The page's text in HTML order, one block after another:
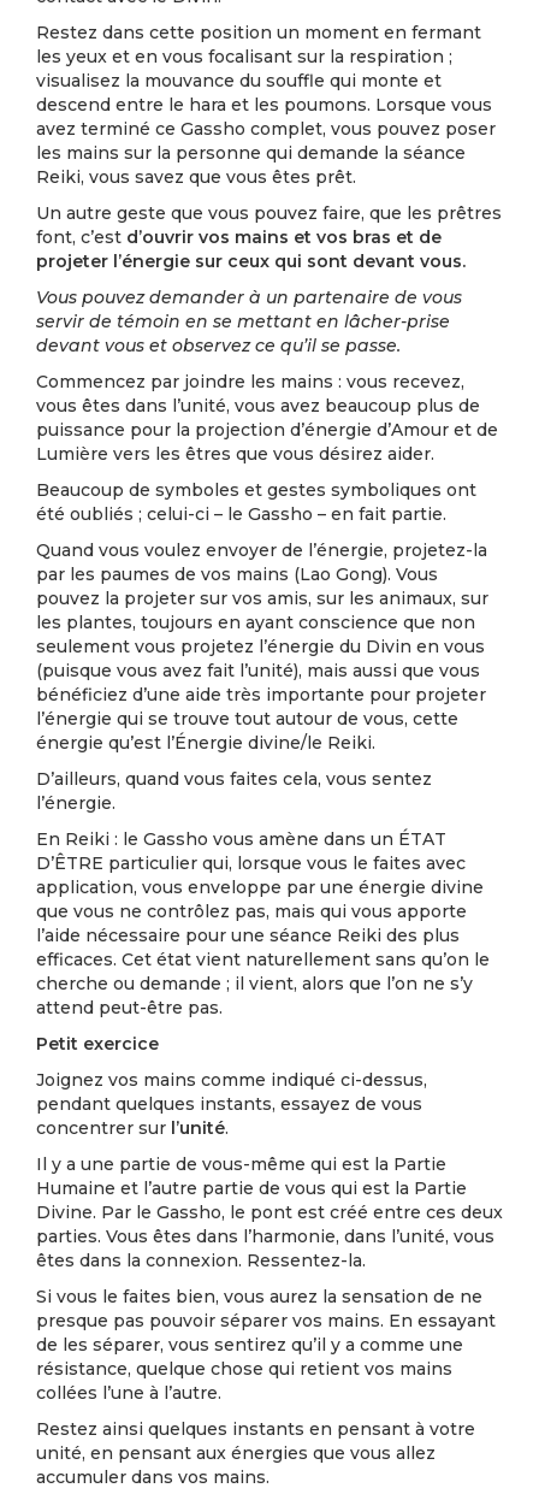
Restez dans cette position un moment en fermant
les yeux et en vous focalisant sur la respiration ;
visualisez la mouvance du souffle qui monte et
descend entre le hara et les poumons. Lorsque vous
avez terminé ce Gassho complet, vous pouvez poser
les mains sur la personne qui demande la séance
Reiki, vous savez que vous êtes prêt.
Un autre geste que vous pouvez faire, que les prêtres
font, c’est d’ouvrir vos mains et vos bras et de
projeter l’énergie sur ceux qui sont devant vous.
Vous pouvez demander à un partenaire de vous
servir de témoin en se mettant en lâcher-prise
devant vous et observez ce qu’il se passe.
Commencez par joindre les mains : vous recevez,
vous êtes dans l’unité, vous avez beaucoup plus de
puissance pour la projection d’énergie d’Amour et de
Lumière vers les êtres que vous désirez aider.
Beaucoup de symboles et gestes symboliques ont
été oubliés ; celui-ci – le Gassho – en fait partie.
Quand vous voulez envoyer de l’énergie, projetez-la
par les paumes de vos mains (Lao Gong). Vous
pouvez la projeter sur vos amis, sur les animaux, sur
les plantes, toujours en ayant conscience que non
seulement vous projetez l’énergie du Divin en vous
(puisque vous avez fait l’unité), mais aussi que vous
bénéficiez d’une aide très importante pour projeter
l’énergie qui se trouve tout autour de vous, cette
énergie qu’est l’Énergie divine/le Reiki.
D’ailleurs, quand vous faites cela, vous sentez
l’énergie.
En Reiki : le Gassho vous amène dans un ÉTAT
D’ÊTRE particulier qui, lorsque vous le faites avec
application, vous enveloppe par une énergie divine
que vous ne contrôlez pas, mais qui vous apporte
l’aide nécessaire pour une séance Reiki des plus
efficaces. Cet état vient naturellement sans qu’on le
cherche ou demande ; il vient, alors que l’on ne s’y
attend peut-être pas.
Petit exercice
Joignez vos mains comme indiqué ci-dessus,
pendant quelques instants, essayez de vous
concentrer sur l’unité.
Il y a une partie de vous-même qui est la Partie
Humaine et l’autre partie de vous qui est la Partie
Divine. Par le Gassho, le pont est créé entre ces deux
parties. Vous êtes dans l’harmonie, dans l’unité, vous
êtes dans la connexion. Ressentez-la.
Si vous le faites bien, vous aurez la sensation de ne
presque pas pouvoir séparer vos mains. En essayant
de les séparer, vous sentirez qu’il y a comme une
résistance, quelque chose qui retient vos mains
collées l’une à l’autre.
Restez ainsi quelques instants en pensant à votre
unité, en pensant aux énergies que vous allez
accumuler dans vos mains.